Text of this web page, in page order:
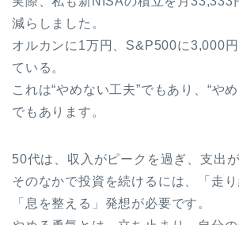
減らしました。
オルカンに1万円、S&P500に3,000
ている。
これは“やめない工夫”でもあり、“や
でもあります。
50代は、収入がピークを過ぎ、支出が
そのなかで投資を続けるには、「走
「息を整える」発想が必要です。